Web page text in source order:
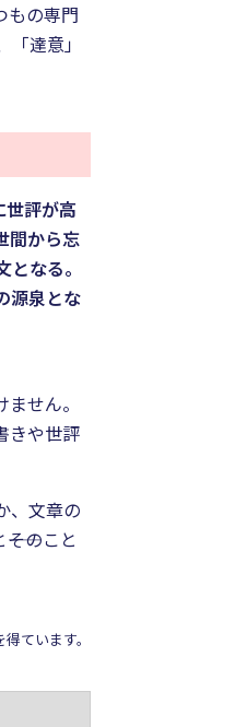
もの専門
達意」
評が高
間から忘
なる。
源泉とな
せん。
きや世評
、文章の
そのこと
ています。